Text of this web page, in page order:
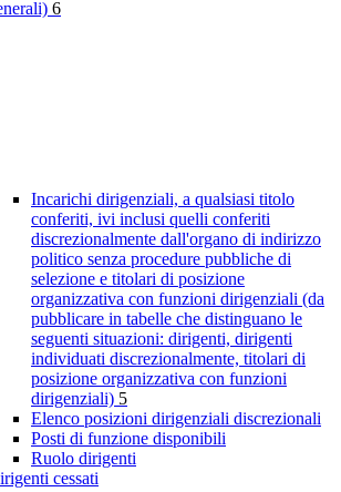
6
Incarichi dirigenziali, a qualsiasi titolo
conferiti, ivi inclusi quelli conferiti
discrezionalmente dall'organo di indirizzo
politico senza procedure pubbliche di
selezione e titolari di posizione
organizzativa con funzioni dirigenziali (da
pubblicare in tabelle che distinguano le
seguenti situazioni: dirigenti, dirigenti
individuati discrezionalmente, titolari di
posizione organizzativa con funzioni
dirigenziali) 5
Elenco posizioni dirigenziali discrezionali
Posti di funzione disponibili
Ruolo dirigenti
cessati